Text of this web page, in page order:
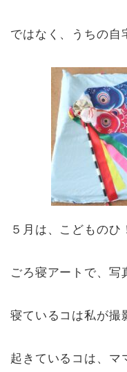
ではなく、うちの
５月は、こどものひ
ごろ寝アートで、写
寝ているコは私が撮
起きているコは、マ